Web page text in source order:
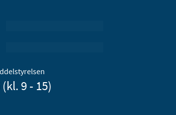
9 - 15)